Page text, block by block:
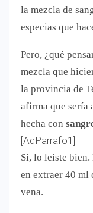
la mezcla de
especias que
Pero, ¿qué
mezcla que
la provincia de
afirma que sería
hecha con
[AdParrafo1]
Sí, lo leiste bien.
en extraer 40 ml
vena.